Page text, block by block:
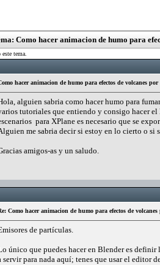
Como hacer animacion de humo para
tema.
hacer animacion de humo para efectos de volcanes por
alguien sabria como hacer humo para
tutoriales que entiendo y consigo hacer
para XPlane es necesario que se
me sabria decir si estoy en lo cierto o si
amigos-as y un saludo.
Como hacer animacion de humo para efectos de
de partículas.
único que puedes hacer en Blender es
servir para nada aquí; tenes que usar el editor